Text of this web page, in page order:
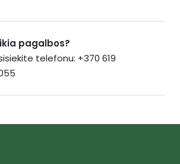
pagalbos?
telefonu: +370 619